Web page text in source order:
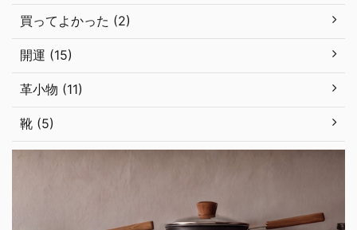
買ってよかった (2)
開運 (15)
革小物 (11)
靴 (5)